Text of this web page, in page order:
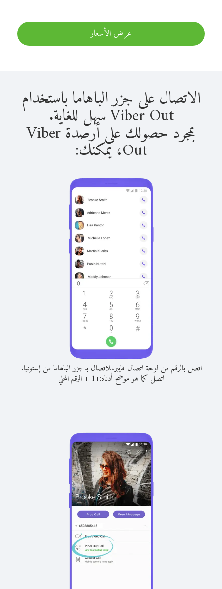
عرض الأسعار
الاتصال على جزر الباهاما باستخدام
Viber Out سهل للغاية.
بمجرد حصولك على أرصدة Viber
Out، يمكنك:
اتصل بالرقم من لوحة اتصال فايبر.للاتصال بـ جزر الباهاما من إستونيا،
اتصل كما هو موضح أدناه:+
1
+الرقم المحلي